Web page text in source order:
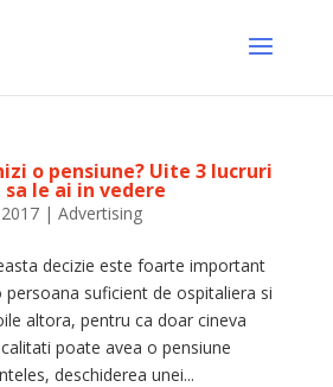
o pensiune? Uite 3 lucruri
le ai in vedere
| Advertising
decizie este foarte important
persoana suficient de ospitaliera si
altora, pentru ca doar cineva
poate avea o pensiune
deschiderea unei...